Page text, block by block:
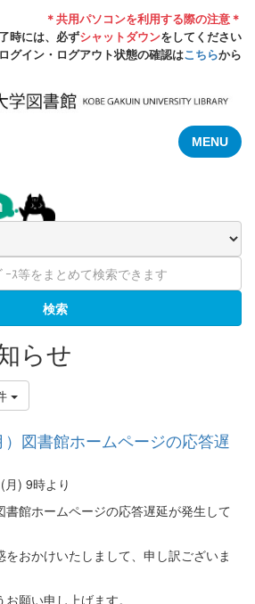
＊共用パソコンを利用する際の注意＊
時には、必ずシャットダウンをしてください
グイン・ログアウト状態の確認はこちらから
MENU
検索
らせ
）図書館ホームページの応答遅
) 9時より
書館ホームページの応答遅延が発生して
おかけいたしまして、申し訳ございま
願い申し上げます。